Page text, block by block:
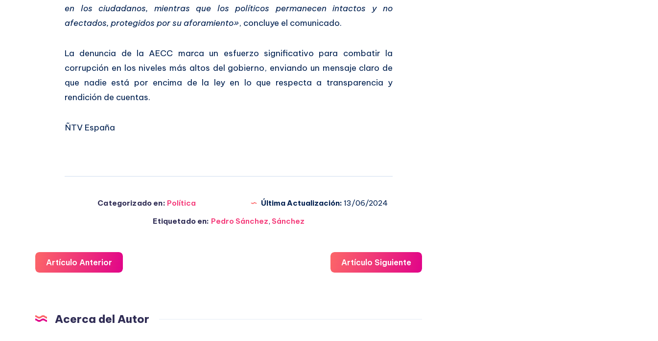
en los ciudadanos, mientras que los políticos permanecen intactos y no
afectados, protegidos por su aforamiento», concluye el comunicado.
La denuncia de la AECC marca un esfuerzo significativo para combatir la
corrupción en los niveles más altos del gobierno, enviando un mensaje claro de
que nadie está por encima de la ley en lo que respecta a transparencia y
rendición de cuentas.
ÑTV España
Categorizado en: Política Última Actualización: 13/06/2024
Etiquetado en: Pedro Sánchez, Sánchez
Artículo Anterior Artículo Siguiente
Acerca del Autor